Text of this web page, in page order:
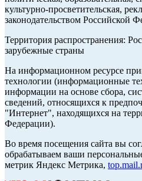
культурно-просветительская,
законодательством Российской
Территория распространения:
зарубежные страны
На информационном ресурсе
технологии (информационные
информации на основе сбора,
сведений, относящихся к
"Интернет", находящихся на
Федерации).
Во время посещения сайта вы
обрабатываем ваши
метрик Яндекс Метрика,